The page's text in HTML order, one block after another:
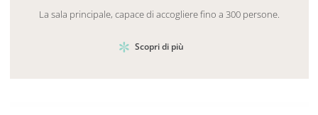
La sala principale, capace di accogliere fino a 300 persone.
Scopri di più